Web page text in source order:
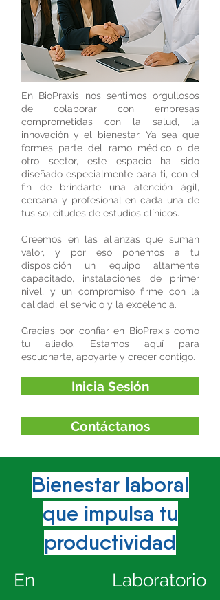
En BioPraxis nos sentimos orgullosos
de colaborar con empresas
comprometidas con la salud, la
innovación y el bienestar. Ya sea que
formes parte del ramo médico o de
otro sector, este espacio ha sido
diseñado especialmente para ti, con el
fin de brindarte una atención ágil,
cercana y profesional en cada una de
tus solicitudes de estudios clínicos.
Creemos en las alianzas que suman
valor, y por eso ponemos a tu
disposición un equipo altamente
capacitado, instalaciones de primer
nivel, y un compromiso firme con la
calidad, el servicio y la excelencia.
Gracias por confiar en BioPraxis como
tu aliado. Estamos aquí para
escucharte, apoyarte y crecer contigo.
Inicia Sesión
Contáctanos
Bienestar laboral
que impulsa tu
productividad
En Laboratorio